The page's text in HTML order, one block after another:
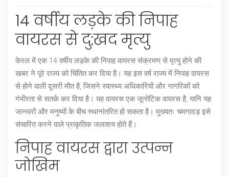
14 वर्षीय लड़के की निपाह
वायरस से दु:खद मृत्यु
केरल में एक 14 वर्षीय लड़के की निपाह वायरस संक्रमण से मृत्यु होने की
खबर ने पूरे राज्य को चिंतित कर दिया है। यह इस वर्ष राज्य में निपाह वायरस
से होने वाली दूसरी मौत है, जिसने स्वास्थ्य अधिकारियों और नागरिकों को
गंभीरता से सतर्क कर दिया है। यह वायरस एक जूनोटिक वायरस है, यानि यह
जानवरों और मनुष्यों के बीच स्थानांतरित हो सकता है। मुख्यतः चमगादड़ इसे
संचारित करने वाले प्राकृतिक जलाशय होते हैं।
निपाह वायरस द्वारा उत्पन्न
जोखिम